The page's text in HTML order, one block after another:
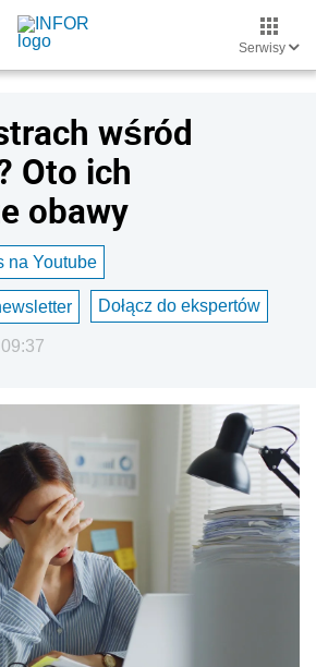
Serwisy
wśród
Oto ich
obawy
na Youtube
Dołącz do ekspertów